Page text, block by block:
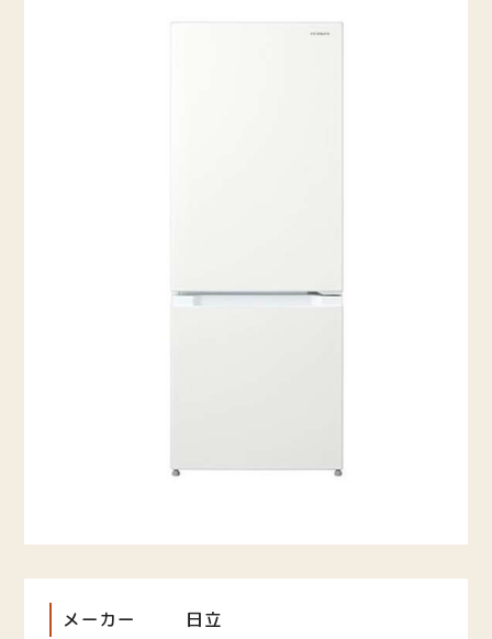
メーカー 日立